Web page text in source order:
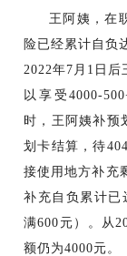
王阿姨，在
险已经累计自负
2022年7月1日
以享受4000-
时，王阿姨补预
划卡结算，待
接使用地方补充
补充自负累计已
满600元）。从
额仍为4000元。